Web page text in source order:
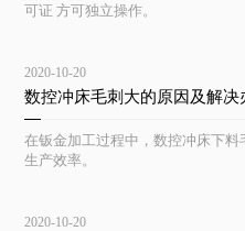
可证 方可独立操作。
2020-10-20
数控冲床毛刺大的原因及解决
在钣金加工过程中，数控冲床下
生产效率。
2020-10-20